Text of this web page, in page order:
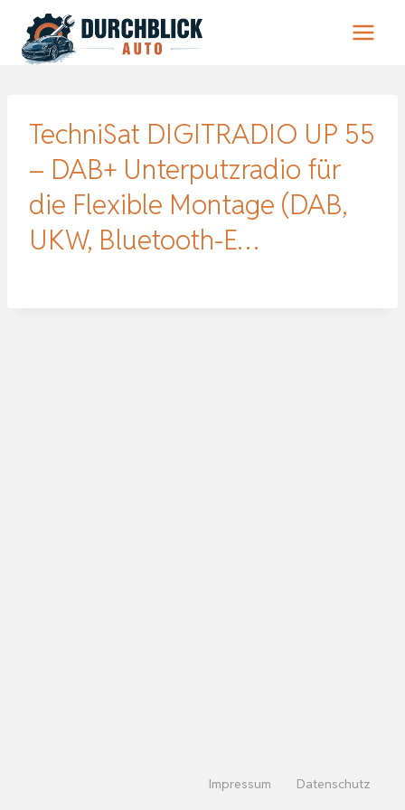
Inhalt
springen
TechniSat DIGITRADIO UP 55
– DAB+ Unterputzradio für
die Flexible Montage (DAB,
UKW, Bluetooth-E…
Impressum Datenschutz